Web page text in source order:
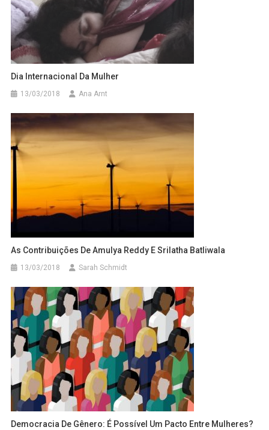
Dia Internacional Da Mulher
13/03/2018 Ana Arnt
As Contribuições De Amulya Reddy E Srilatha Batliwala
13/03/2018 Sarah Schmidt
Democracia De Gênero: É Possível Um Pacto Entre Mulheres?